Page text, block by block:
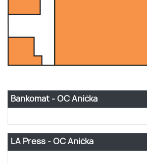
Bankomat - OC Anička
LA Press - OC Anička